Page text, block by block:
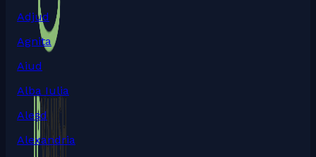
Adjud
Agnita
Aiud
Alba Iulia
Aleșd
Alexandria